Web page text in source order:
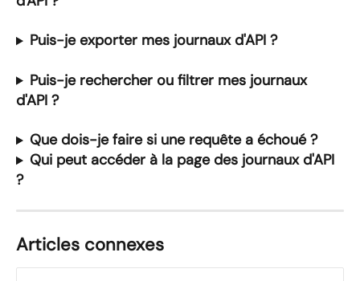
Puis-je exporter mes journaux d'API ?
Puis-je rechercher ou filtrer mes journaux
d'API ?
Que dois-je faire si une requête a échoué ?
Qui peut accéder à la page des journaux d'API
?
Articles connexes